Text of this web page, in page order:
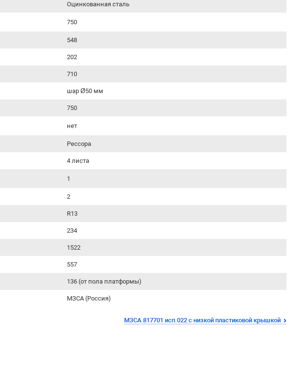
Оцинкованная сталь
750
548
202
710
шар Ø50 мм
750
нет
Рессора
4 листа
1
2
R13
234
1522
557
136 (от пола платформы)
МЗСА (Россия)
МЗСА 817701 исп.022 с низкой пластиковой крышкой